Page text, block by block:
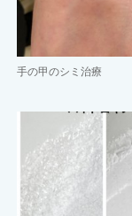
手の甲のシミ治療